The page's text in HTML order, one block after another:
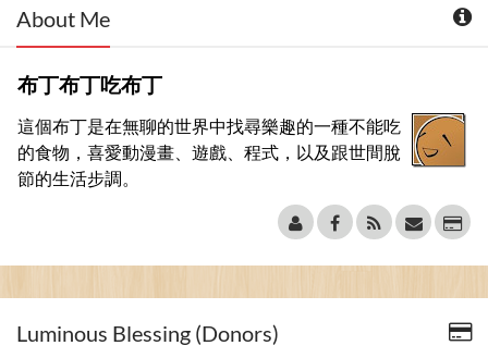
About Me
布丁布丁吃布丁
這個布丁是在無聊的世界中找尋樂趣的一種不能吃
的食物，喜愛動漫畫、遊戲、程式，以及跟世間脫
節的生活步調。
Luminous Blessing (Donors)